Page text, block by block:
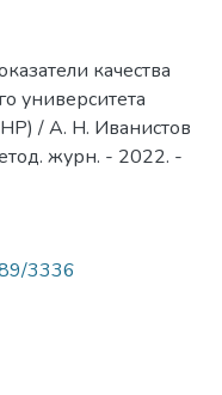
качества
университета
/ А. Н. Иванистов
журн. - 2022. -
3336